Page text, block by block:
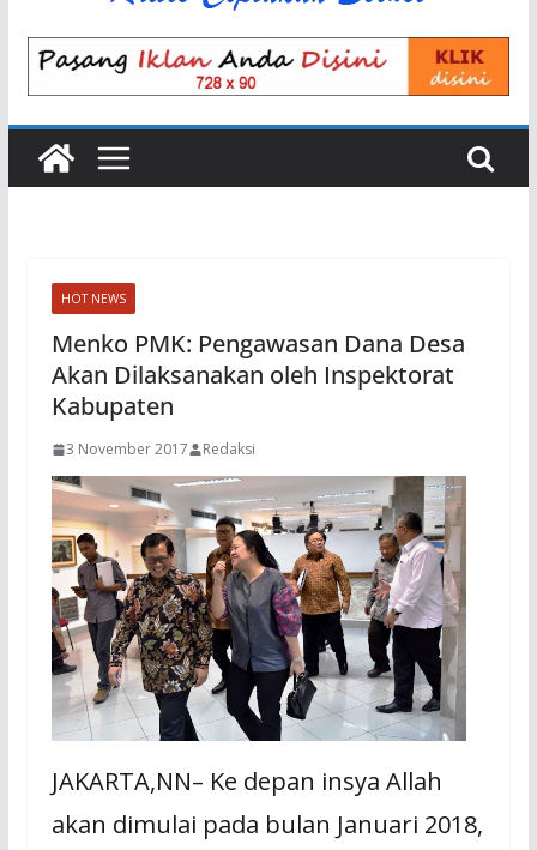
HOT NEWS
Menko PMK: Pengawasan Dana Desa
Akan Dilaksanakan oleh Inspektorat
Kabupaten
3 November 2017 Redaksi
JAKARTA,NN– Ke depan insya Allah
akan dimulai pada bulan Januari 2018,